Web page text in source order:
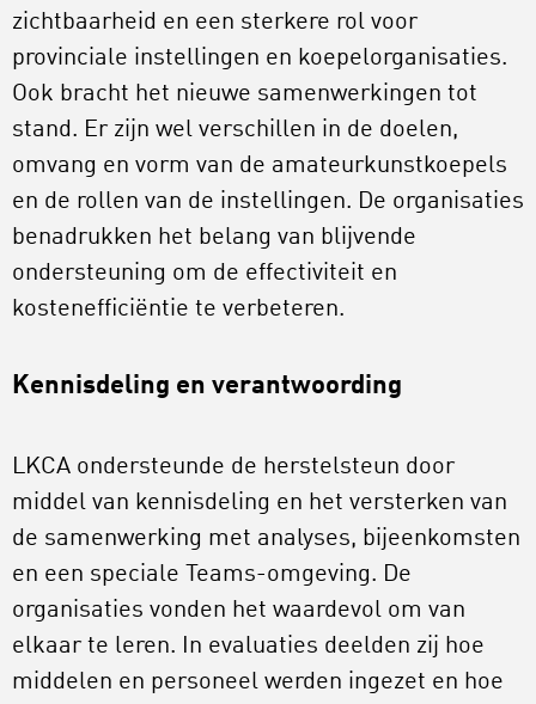
zichtbaarheid en een sterkere rol voor
provinciale instellingen en koepelorganisaties.
Ook bracht het nieuwe samenwerkingen tot
stand. Er zijn wel verschillen in de doelen,
omvang en vorm van de amateurkunstkoepels
en de rollen van de instellingen. De organisaties
benadrukken het belang van blijvende
ondersteuning om de effectiviteit en
kostenefficiëntie te verbeteren.
Kennisdeling en verantwoording
LKCA ondersteunde de herstelsteun door
middel van kennisdeling en het versterken van
de samenwerking met analyses, bijeenkomsten
en een speciale Teams-omgeving. De
organisaties vonden het waardevol om van
elkaar te leren. In evaluaties deelden zij hoe
middelen en personeel werden ingezet en hoe